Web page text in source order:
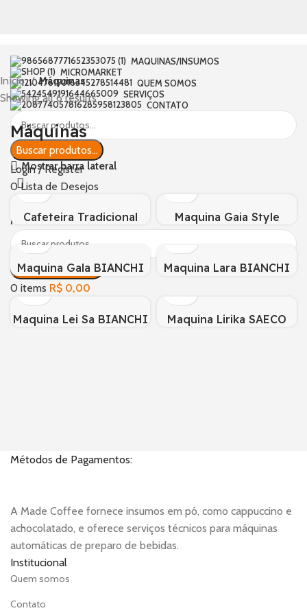
MAQUINAS/INSUMOS
MICROMARKET
QUEM SOMOS
SERVIÇOS
CONTATO
Buscar produtos...
Login / Register
0Lista de Desejos
items
Menu
Buscar produtos...
0 items R$ 0,00
Início
Máquinas
Showing all 6 results
Máquinas
Mostrar barra lateral
Cafeteira Tradicional
MARCHESONI (Pratica e
econômica)
Maquina Gaia Style
BIANCHI (Automática)
Maquina Gala BIANCHI
(Automática)
Maquina Lara BIANCHI
Maquina Lei Sa BIANCHI
Maquina Lirika SAECO
Métodos de Pagamentos:
A Made Coffee fornece insumos em pó, como cappuccino e
achocolatado, e oferece serviços técnicos para máquinas
automáticas de preparo de bebidas.
Institucional
Quem somos
Contato